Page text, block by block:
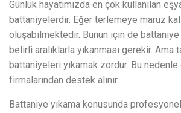
Günlük hayatımızda en çok kullanılan
battaniyelerdir. Eğer terlemeye maruz
oluşabilmektedir. Bunun için de battaniye
belirli aralıklarla yıkanması gerekir. Ama
battaniyeleri yıkamak zordur. Bu
firmalarından destek alınır.
Battaniye yıkama konusunda